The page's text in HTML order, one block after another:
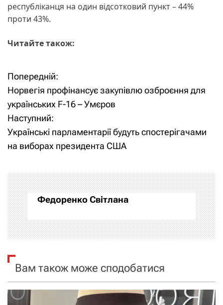
республіканця на один відсотковий пункт – 44%
проти 43%.
Читайте також:
Н
а
в
і
а
ц
і
а
Попередній:
Норвегія профінансує закупівлю озброєння для
українських F-16 – Умєров
Наступний:
Українські парламентарії будуть спостерігачами
на виборах президента США
Федоренко Світлана
Вам також може сподобатися